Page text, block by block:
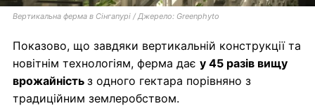
Вертикальна ферма в Сінгапурі / Джерело: Greenphyto
Показово, що завдяки вертикальній конструкції та
новітнім технологіям, ферма дає у 45 разів вищу
врожайність з одного гектара порівняно з
традиційним землеробством.